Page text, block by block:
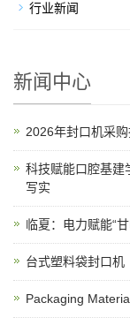
行业新闻
新闻中心
2026年封口机采
科技赋能口腔基建
写实
临夏：电力赋能“
台式塑料袋封口机
Packaging